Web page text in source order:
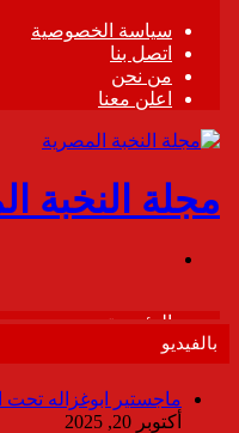
بالفيديو
ماجستير ابوغزاله تحت
أكتوبر 20, 2025